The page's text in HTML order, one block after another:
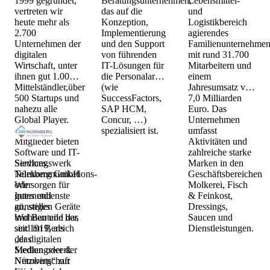
vertreten wir
heute mehr als
2.700
Unternehmen der
digitalen
Wirtschaft, unter
ihnen gut 1.000
Mittelständler,über
500 Startups und
nahezu alle
Global Player.
Unsere
Mitglieder bieten
Software und IT-
Services,
Telekommunikations-
oder
Internetdienste
an, stellen Geräte
und Bauteile her,
sind im Bereich
der digitalen
Medien oder der
Netzwirtschaft
das auf die
Konzeption,
Implementierung
und den Support
von führenden
IT-Lösungen für
die Personalarbeit
(wie
SuccessFactors,
SAP HCM,
Concur, …)
spezialisiert ist.
und
Logistikbereich
agierendes
Familienunternehmen
mit rund 31.700
Mitarbeitern und
einem
Jahresumsatz von
7,0 Milliarden
Euro. Das
Unternehmen
umfasst
Aktivitäten und
zahlreiche starke
Marken in den
Geschäftsbereichen
Molkerei, Fisch
& Feinkost,
Dressings,
Saucen und
Dienstleistungen.
Siedlungswerk
Nürnberg GmbH
Wir sorgen für
gutes und
günstiges
Wohnen und das
seit 1919, als
„das
Siedlungswerk
Nürnberg“ zur